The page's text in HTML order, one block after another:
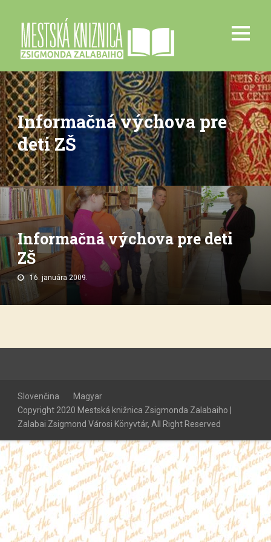
Informačná výchova pre
deti ZŠ
Informačná výchova pre deti
ZŠ
16. januára 2009.
Slovenčina
Magyar
Copyright 2020 Mestská knižnica Zsigmonda Zalabaiho |
Zalabai Zsigmond Városi Könyvtár, All Right Reserved